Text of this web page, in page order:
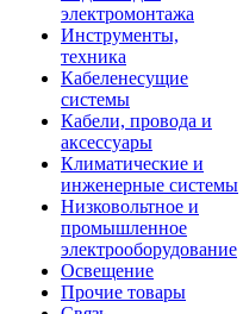
электромонтажа
Инструменты,
техника
Кабеленесущие
системы
Кабели, провода и
аксессуары
Климатические и
инженерные системы
Низковольтное и
промышленное
электрооборудование
Освещение
Прочие товары